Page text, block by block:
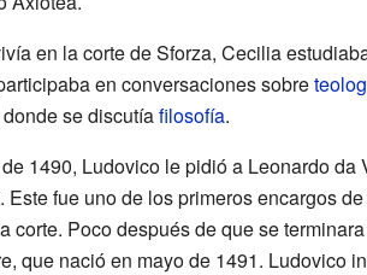
en la corte de Sforza, Cecilia
en conversaciones sobre
se discutíafilosofía.
1490, Ludovico le pidió a Leonardo da
Este fue uno de los primeros encargos
corte. Poco después de que se
que nació en mayo de 1491. Ludovico